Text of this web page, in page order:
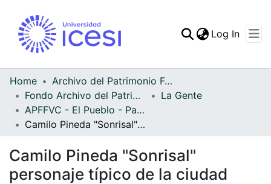
Statistics
Log In
Home
Archivo del Patrimonio Fotográfico y Fílmico del Valle del Cauca
Fondo Archivo del Patrimonio Fotográfico y Fílmico del Valle del Cauca
La Gente
APFFVC - El Pueblo - Patrimonial
Camilo Pineda "Sonrisal" personaje típico de la ciudad
Camilo Pineda "Sonrisal"
personaje típico de la ciudad